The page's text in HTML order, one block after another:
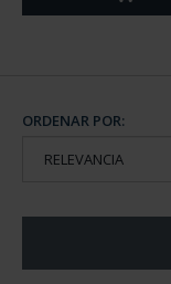
ORDENAR POR: